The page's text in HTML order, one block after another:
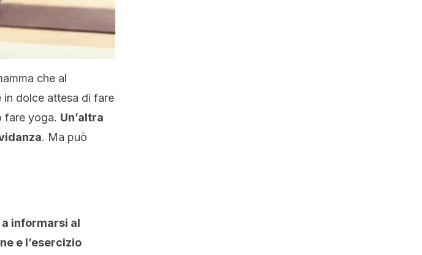
che al
in dolce attesa di fare
fare yoga. Un’altra
. Ma può
informarsi al
e l’esercizio